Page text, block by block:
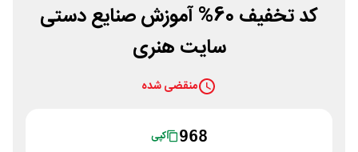
کد تخفیف 60% آموزش صنایع دستی
سایت هنری
منقضی شده
968 کپی